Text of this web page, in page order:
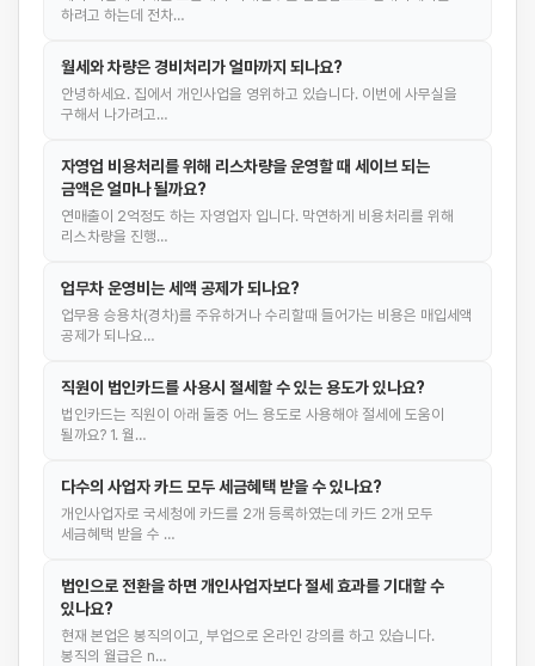
하려고 하는데 전차…
월세와 차량은 경비처리가 얼마까지 되나요?
안녕하세요. 집에서 개인사업을 영위하고 있습니다. 이번에 사무실을
구해서 나가려고…
자영업 비용처리를 위해 리스차량을 운영할 때 세이브 되는
금액은 얼마나 될까요?
연매출이 2억정도 하는 자영업자 입니다. 막연하게 비용처리를 위해
리스차량을 진행…
업무차 운영비는 세액 공제가 되나요?
업무용 승용차(경차)를 주유하거나 수리할때 들어가는 비용은 매입세액
공제가 되나요…
직원이 법인카드를 사용시 절세할 수 있는 용도가 있나요?
법인카드는 직원이 아래 둘중 어느 용도로 사용해야 절세에 도움이
될까요? 1. 월…
다수의 사업자 카드 모두 세금혜택 받을 수 있나요?
개인사업자로 국세청에 카드를 2개 등록하였는데 카드 2개 모두
세금혜택 받을 수 …
법인으로 전환을 하면 개인사업자보다 절세 효과를 기대할 수
있나요?
현재 본업은 봉직의이고, 부업으로 온라인 강의를 하고 있습니다.
봉직의 월급은 n…